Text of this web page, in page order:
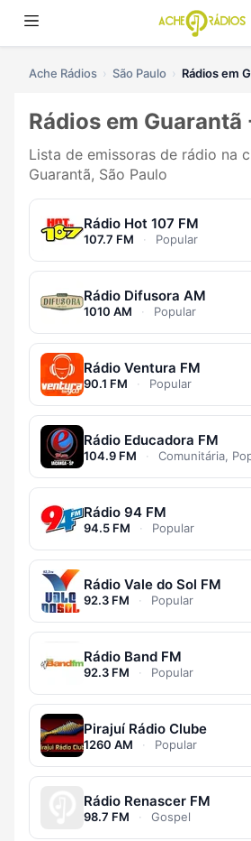
Ache Rádios São Paulo Rádios em
Rádios em Guarantã
Lista de emissoras de rádio na
Guarantã, São Paulo
Rádio Hot 107 FM
107.7 FM · Popular
Rádio Difusora AM
1010 AM · Popular
Rádio Ventura FM
90.1 FM · Popular
Rádio Educadora FM
104.9 FM · Comunitária,
Rádio 94 FM
94.5 FM · Popular
Rádio Vale do Sol FM
92.3 FM · Popular
Rádio Band FM
92.3 FM · Popular
Pirajuí Rádio Clube
1260 AM · Popular
Rádio Renascer FM
98.7 FM · Gospel